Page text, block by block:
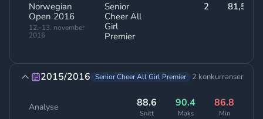
Norwegian
Open 2016
12.–13. november
2016
Senior
Cheer All
Girl
Premier
2 81,50
2015/2016 Senior Cheer All Girl Premier 2 konkurranser
Analyse 88.6
Snitt
90.4
Maks
86.8
Min